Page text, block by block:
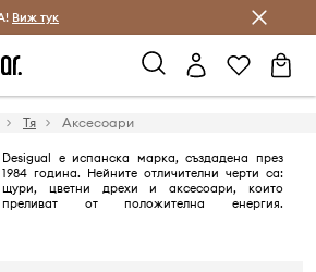
Спестявай с Answear Club
Виж тук
Тя Аксесоари
Desigual е испанска марка, създадена през
1984 година. Нейните отличителни черти са:
щури, цветни дрехи и аксесоари, които
преливат от положителна енергия.